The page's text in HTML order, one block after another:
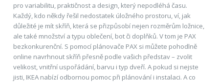
pro variabilitu, praktičnost a design, který nepodléhá času.
Každý, kdo někdy řešil nedostatek úložného prostoru, ví, jak
důležité je mít skříň, která se přizpůsobí nejen rozměrům ložnice,
ale také množství a typu oblečení, bot či doplňků. V tom je PAX
bezkonkurenční. S pomocí plánovače PAX si můžete pohodlně
online navrhnout skříň přesně podle vašich představ – zvolit
velikost, vnitřní uspořádání, barvu i typ dveří. A pokud si nejste
jisti, IKEA nabízí odbornou pomoc při plánování i instalaci. A co